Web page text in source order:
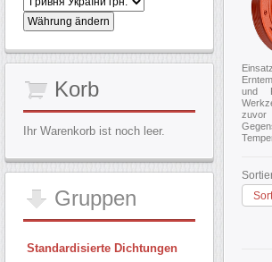
und
zuvor
Korb
Ihr Warenkorb ist noch leer.
Gruppen
Standardisierte Dichtungen